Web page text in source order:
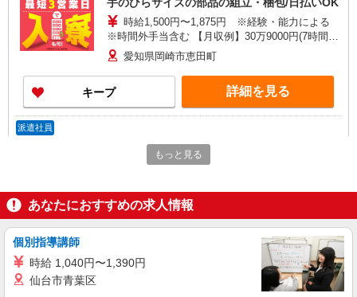
時給1,500円〜1,875円 ※経験・能力による
※時間外手当含む 【月収例】30万9000円(7時間45
分×21日+残業手当) 交通費：既定支給
愛知県岡崎市恵田町
キープ 詳細を見る
派遣社員
株式会社テクノ・サービス/お仕事No/0836237
製品の仕上げ業務
日出勤手当て等が含まれています） 交通費全額支
給
愛知県岡崎市 ＊車・バイク通勤OK
詳細を見る
派遣社員
もっと見る
あなたにおすすめの求人情報
個別指導講師
時給 1,040円〜1,390円
仙台市青葉区